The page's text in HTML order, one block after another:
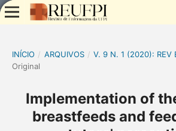
INÍCIO / ARQUIVOS / V. 9 N. 1 (2020): REV
Original
Implementation of
breastfeeds and